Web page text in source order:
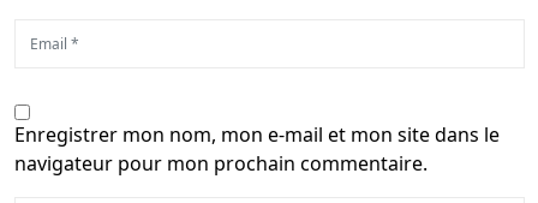
Enregistrer mon nom, mon e-mail et mon site dans le
navigateur pour mon prochain commentaire.